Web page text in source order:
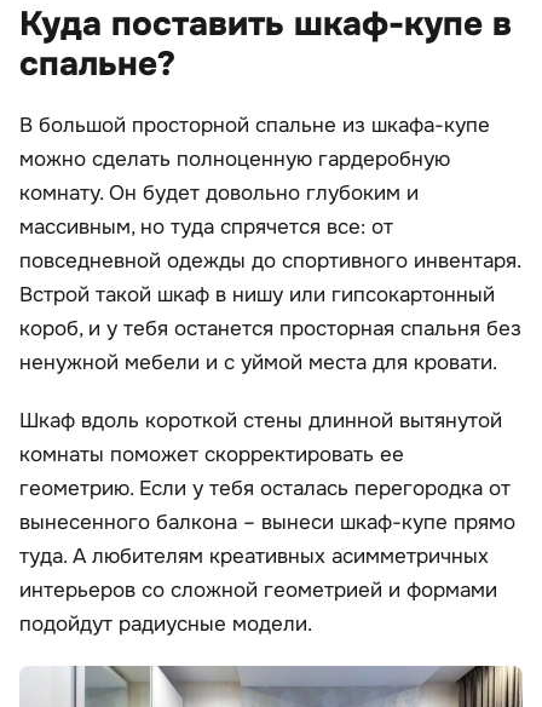
Куда поставить шкаф-купе в
спальне?
В большой просторной спальне из шкафа-купе
можно сделать полноценную гардеробную
комнату. Он будет довольно глубоким и
массивным, но туда спрячется все: от
повседневной одежды до спортивного инвентаря.
Встрой такой шкаф в нишу или гипсокартонный
короб, и у тебя останется просторная спальня без
ненужной мебели и с уймой места для кровати.
Шкаф вдоль короткой стены длинной вытянутой
комнаты поможет скорректировать ее
геометрию. Если у тебя осталась перегородка от
вынесенного балкона – вынеси шкаф-купе прямо
туда. А любителям креативных асимметричных
интерьеров со сложной геометрией и формами
подойдут радиусные модели.